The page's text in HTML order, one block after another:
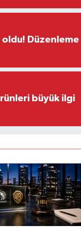
oldu! Düzenleme
büyük ilgi